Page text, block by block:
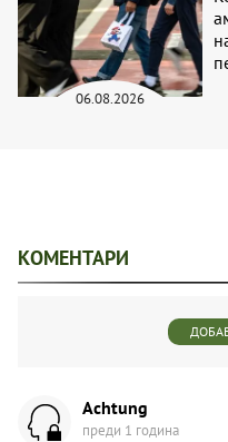
06.08.2026
КОМЕНТАРИ
Achtung
преди 1 година